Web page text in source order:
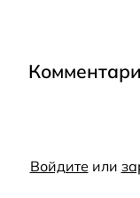
Войдите или